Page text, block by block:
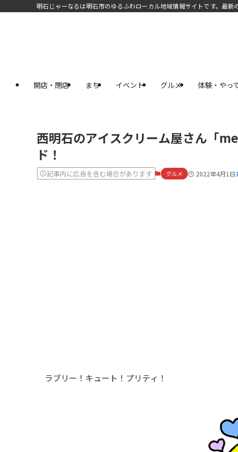
明石じゃーなるは明石市のゆるふわローカル地域情報サイトです。最新
開店・閉店 まち イベント グルメ 体験・やっ
西明石のアイスクリーム屋さん「
ド！
記事内に広告を含む場合があります グルメ 2022年4月1日
ラブリー！キュート！プリティ！